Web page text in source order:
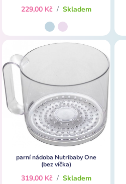
229,00 Kč / Skladem
parní nádoba Nutribaby One
(bez víčka)
319,00 Kč / Skladem